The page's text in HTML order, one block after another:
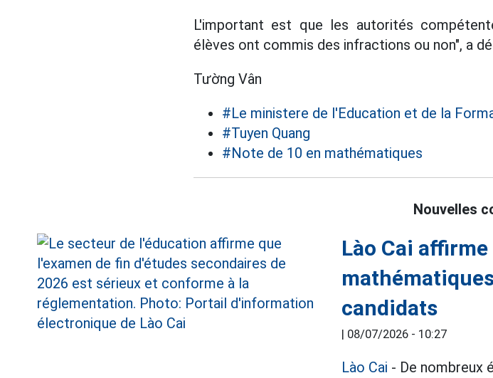
L'important est que les autorités
élèves ont commis des infractions ou non", a
Tường Vân
#Le ministere de l'Education et de la
#Tuyen Quang
#Note de 10 en mathématiques
Nouvelles
Lào Cai
candidats
| 08/07/2026 - 10:27
Lào Cai - De nombreux